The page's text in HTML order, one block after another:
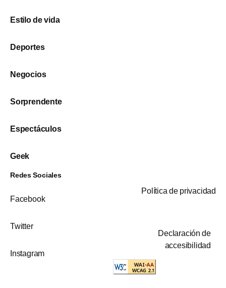
Estilo de vida
Deportes
Negocios
Sorprendente
Espectáculos
Geek
Redes Sociales
Facebook
Twitter
Instagram
Política de privacidad
Declaración de
accesibilidad